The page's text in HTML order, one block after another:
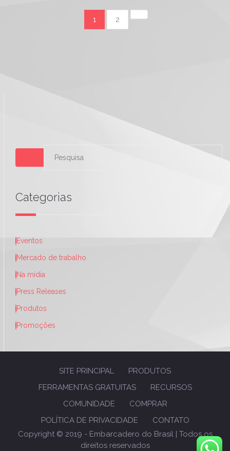
1 2
Categorias
Eventos
Mercado de trabalho
Na mídia
Press Releases
Produtos
Promoções
SITE PRINCIPAL
PRODUTOS
FERRAMENTAS GRATUITAS
RECURSOS
COMUNIDADE
COMPRAR
POLÍTICA DE PRIVACIDADE
CONTATO
Copyright © 2019 - Embarcadero do Brasil | Todos os
direitos reservados